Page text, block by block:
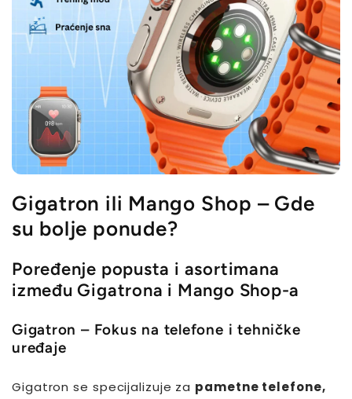
Gigatron ili Mango Shop – Gde
su bolje ponude?
Poređenje popusta i asortimana
između Gigatrona i Mango Shop-a
Gigatron – Fokus na telefone i tehničke
uređaje
Gigatron se specijalizuje za pametne telefone,